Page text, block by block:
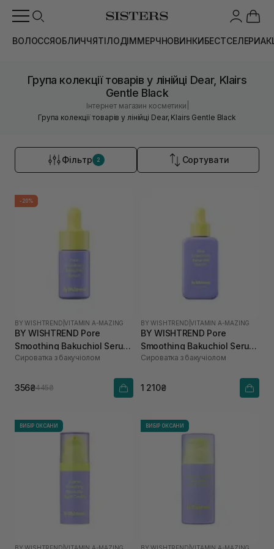
ВОЛОССЯОБЛИЧЧЯТІЛОДІММЕРЧНОВИНКИБЕСТСЕЛЕРИ
Група колекції товарів у лінійці Dear, Klairs
Gentle Black
Інтернет магазин косметики
Група колекції товарів у лінійці Dear, Klairs Gentle Black
Фільтр 2 Сортувати
-20%
BY WISHTREND |VITAMIN A-MAZING
BY WISHTREND Pore
Smoothing Bakuchiol Serum
10 мл
Сироватка з бакучіолом
356₴445₴
BY WISHTREND |VITAMIN A-MAZING
BY WISHTREND Pore
Smoothing Bakuchiol Serum
30 мл
Сироватка з бакучіолом
1 210₴
ВИБІР ОКСАНИ ВИБІР ОКСАНИ